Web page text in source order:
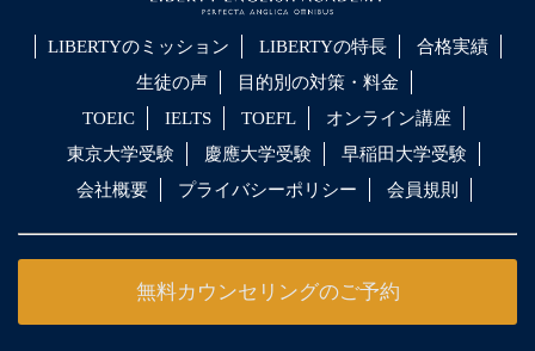
LIBERTYのミッション LIBERTYの特長
合格実績
生徒の声
目的別の対策・料金
TOEIC
IELTS TOEFL
オンライン講座
東京大学受験
慶應大学受験
早稲田大学受験
会社概要
プライバシーポリシー 会員規則
無料カウンセリングのご予約